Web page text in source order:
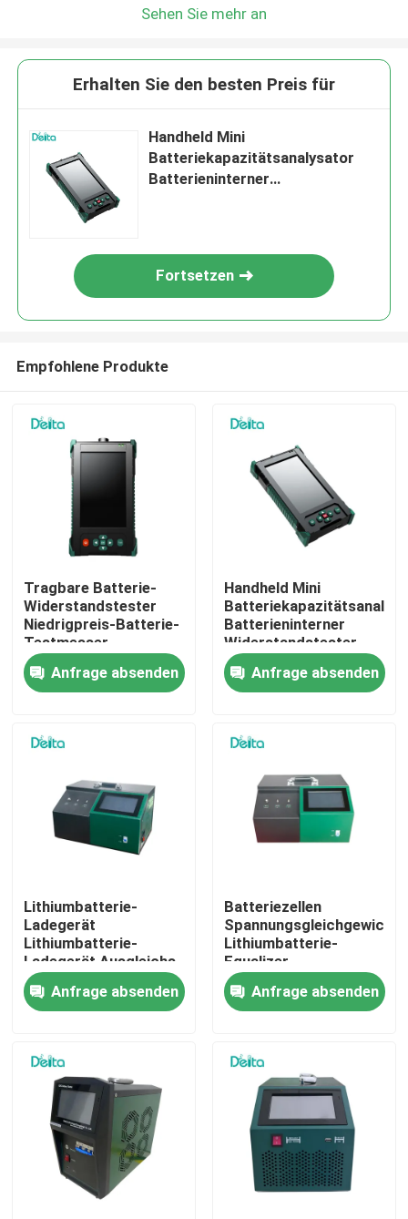
Zu Hause
Produkte
Videos
Werksbesichtigung
Qualitätskontrolle
Bitte um ein Angebot
Elektrisches Testgerät
Sehen Sie mehr an
Erhalten Sie den besten Preis für
Handheld Mini
Batteriekapazitätsanalysator
Batterieninterner
Fortsetzen
Empfohlene Produkte
Tragbare Batterie-
Widerstandstester
Niedrigpreis-Batterie-
Testmesser
Anfrage absenden
Handheld Mini
Batterieninterner
Widerstandstester
Anfrage absenden
Lithiumbatterie-
Ladegerät
Lithiumbatterie-
Ladegerät Ausgleichs-
Tester
Anfrage absenden
Batteriezellen
Spannungsgleichgewicht
Lithiumbatterie-
Equalizer
Anfrage absenden